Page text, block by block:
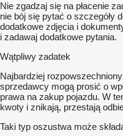
Nie zgadzaj się na płacenie
nie bój się pytać o szczegóły
dodatkowe zdjęcia i
i zadawaj dodatkowe pytania.
Wątpliwy zadatek
Najbardziej
sprzedawcy mogą prosić o
prawa na zakup pojazdu. W
kwoty i znikają, przestają
Taki typ oszustwa może